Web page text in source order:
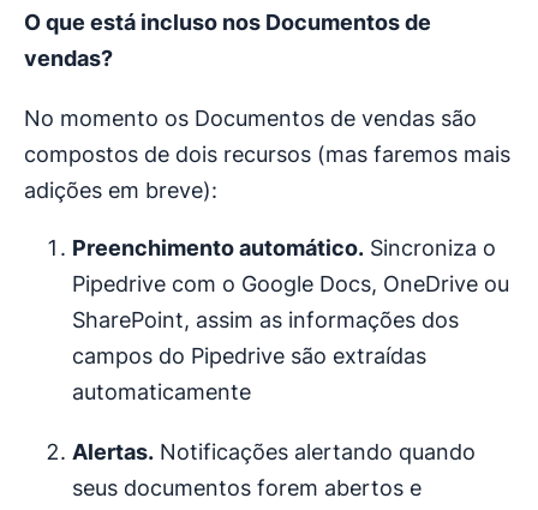
O que está incluso nos Documentos de
vendas?
No momento os Documentos de vendas são
compostos de dois recursos (mas faremos mais
adições em breve):
Preenchimento automático. Sincroniza o
Pipedrive com o Google Docs, OneDrive ou
SharePoint, assim as informações dos
campos do Pipedrive são extraídas
automaticamente
Alertas. Notificações alertando quando
seus documentos forem abertos e